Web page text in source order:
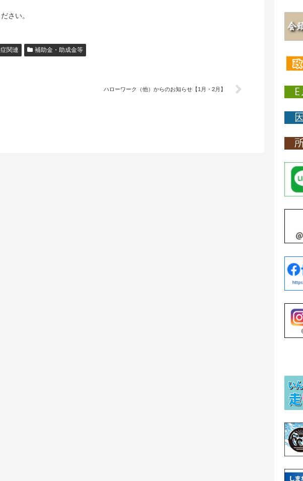
さい。
関連 補助金・助成金等
ハローワーク（他）からのお知らせ【1月・2月】